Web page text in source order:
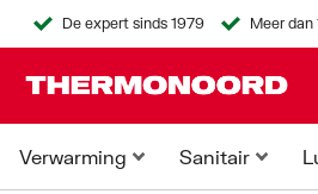
De expert sinds 1979 Meer
Verwarming Sanitair